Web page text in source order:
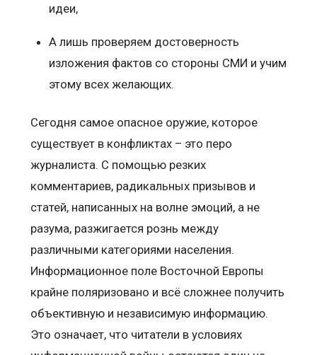
идеи,
А лишь проверяем достоверность
изложения фактов со стороны СМИ и учим
этому всех желающих.
Сегодня самое опасное оружие, которое
существует в конфликтах – это перо
журналиста. С помощью резких
комментариев, радикальных призывов и
статей, написанных на волне эмоций, а не
разума, разжигается рознь между
различными категориями населения.
Информационное поле Восточной Европы
крайне поляризовано и всё сложнее получить
объективную и независимую информацию.
Это означает, что читатели в условиях